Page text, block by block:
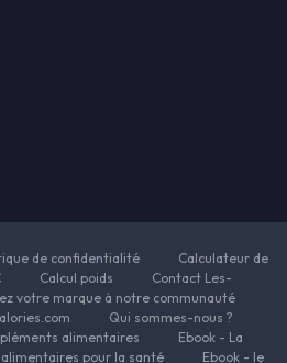
de confidentialité
Calculateur de
Calcul poids
Contact Les-
votre marque à notre communauté
Qui sommes-nous ?
alimentaires
Ebook - La
pour la santé
Ebook - le